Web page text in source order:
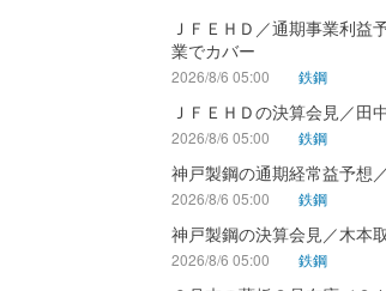
ＪＦＥＨＤ／通期事業利益
業でカバー
2026/8/6 05:00 鉄鋼
ＪＦＥＨＤの決算会見／田
2026/8/6 05:00 鉄鋼
神戸製鋼の通期経常益予想
2026/8/6 05:00 鉄鋼
神戸製鋼の決算会見／木本
2026/8/6 05:00 鉄鋼